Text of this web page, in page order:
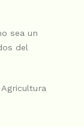
sea un
del